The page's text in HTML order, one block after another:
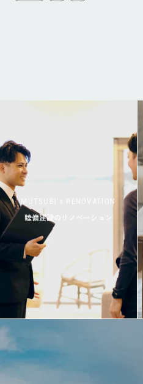
MUTSUBI’s RENOVATION
睦備建設のリノベーション